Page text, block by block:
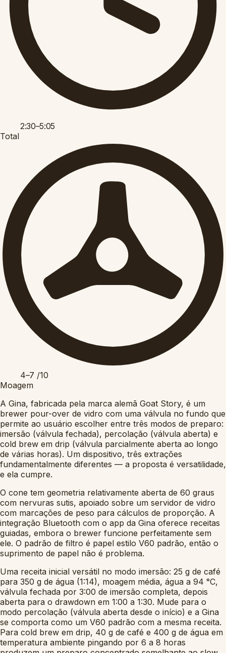
2:30–5:05
Total
4–7 /10
Moagem
A Gina, fabricada pela marca alemã Goat Story, é um
brewer pour-over de vidro com uma válvula no fundo que
permite ao usuário escolher entre três modos de preparo:
imersão (válvula fechada), percolação (válvula aberta) e
cold brew em drip (válvula parcialmente aberta ao longo
de várias horas). Um dispositivo, três extrações
fundamentalmente diferentes — a proposta é versatilidade,
e ela cumpre.
O cone tem geometria relativamente aberta de 60 graus
com nervuras sutis, apoiado sobre um servidor de vidro
com marcações de peso para cálculos de proporção. A
integração Bluetooth com o app da Gina oferece receitas
guiadas, embora o brewer funcione perfeitamente sem
ele. O padrão de filtro é papel estilo V60 padrão, então o
suprimento de papel não é problema.
Uma receita inicial versátil no modo imersão: 25 g de café
para 350 g de água (1:14), moagem média, água a 94 °C,
válvula fechada por 3:00 de imersão completa, depois
aberta para o drawdown em 1:00 a 1:30. Mude para o
modo percolação (válvula aberta desde o início) e a Gina
se comporta como um V60 padrão com a mesma receita.
Para cold brew em drip, 40 g de café e 400 g de água em
temperatura ambiente pingando por 6 a 8 horas